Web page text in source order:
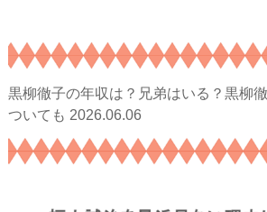
黒柳徹子の年収は？兄弟はいる？黒柳
ついても 2026.06.06